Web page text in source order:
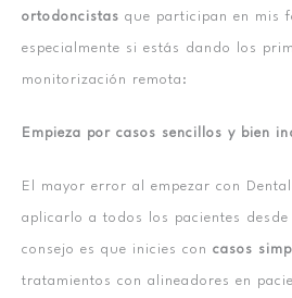
ortodoncistas que participan en mis
especialmente si estás dando los
monitorización remota:
Empieza por casos sencillos y bien
El mayor error al empezar con
aplicarlo a todos los pacientes
consejo es que inicies con casos
tratamientos con alineadores en